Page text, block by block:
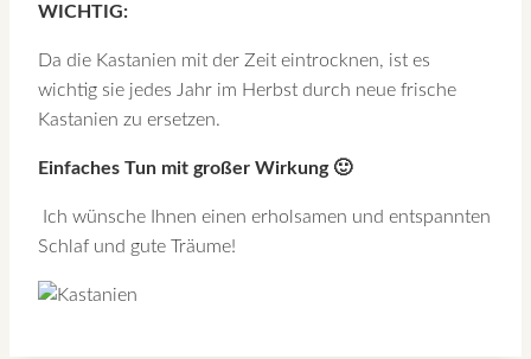
WICHTIG:
Da die Kastanien mit der Zeit eintrocknen, ist es
wichtig sie jedes Jahr im Herbst durch neue frische
Kastanien zu ersetzen.
Einfaches Tun mit großer Wirkung 🙂
Ich wünsche Ihnen einen erholsamen und entspannten
Schlaf und gute Träume!